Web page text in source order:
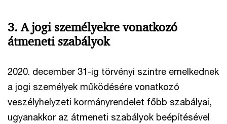
3. A jogi személyekre vonatkozó
átmeneti szabályok
2020. december 31-ig törvényi szintre emelkednek
a jogi személyek működésére vonatkozó
veszélyhelyzeti kormányrendelet főbb szabályai,
ugyanakkor az átmeneti szabályok beépítésével